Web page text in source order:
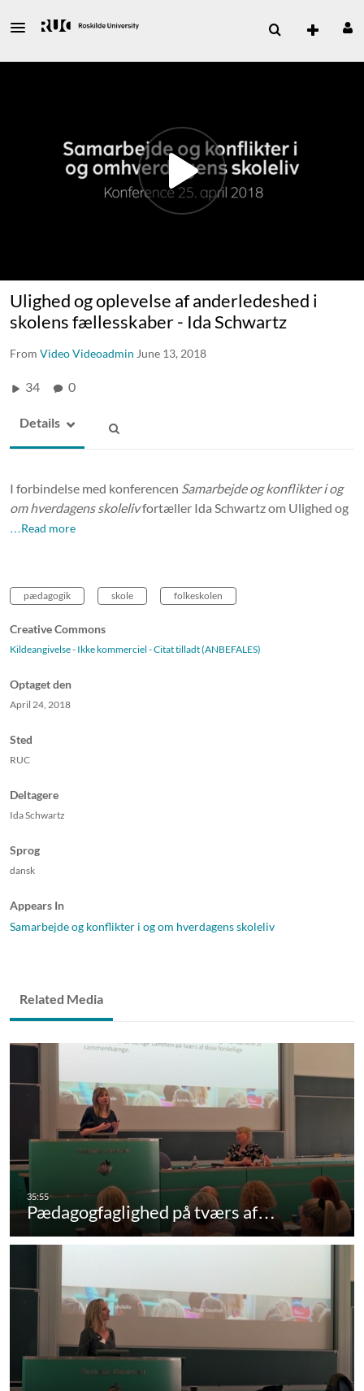
Ulighed og oplevelse af anderledeshed i
skolens fællesskaber - Ida Schwartz
From Video Videoadmin June 13, 2018
34 0
Details
I forbindelse med konferencen Samarbejde og konflikter i og
om hverdagens skolelivfortæller Ida Schwartz om Ulighed og
…Read more
pædagogik skole folkeskolen
Creative Commons
Kildeangivelse - Ikke kommerciel - Citat tilladt (ANBEFALES)
Optaget den
April 24, 2018
Sted
RUC
Deltagere
Ida Schwartz
Sprog
dansk
Appears In
Samarbejde og konflikter i og om hverdagens skoleliv
Related Media
Pædagogfaglighed på tværs af…